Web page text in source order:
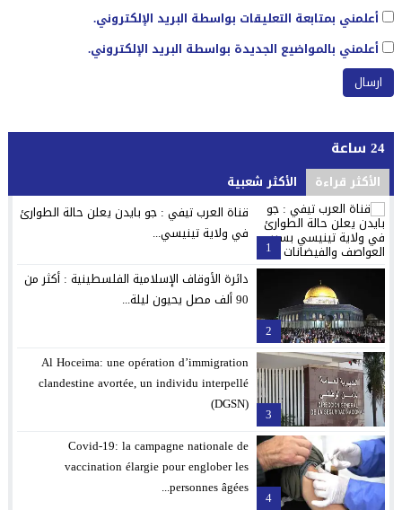
أعلمني بمتابعة التعليقات بواسطة البريد الإلكتروني.
أعلمني بالمواضيع الجديدة بواسطة البريد الإلكتروني.
24 ساعة
الأكثر قراءة الأكثر شعبية
1
قناة العرب تيفي : جو بايدن يعلن حالة الطوارئ
في ولاية تينيسي...
2
دائرة الأوقاف الإسلامية الفلسطينية : أكثر من
90 ألف مصل يحيون ليلة...
3
Al Hoceima: une opération d’immigration
clandestine avortée, un individu interpellé
(DGSN)
4
Covid-19: la campagne nationale de
vaccination élargie pour englober les
personnes âgées...